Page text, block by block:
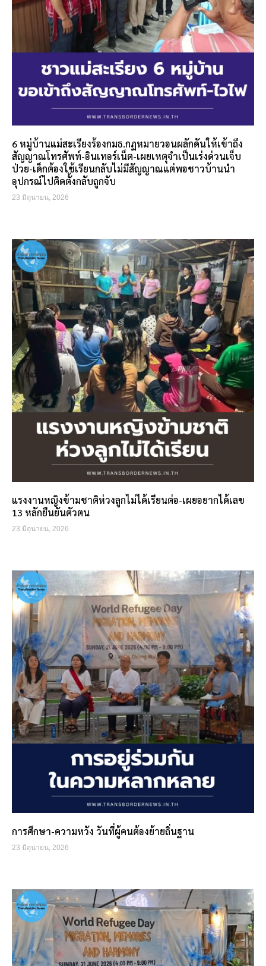
6 หมู่บ้านแม่สะเรียงร้องกมธ.กฏหมายวอนผลักดันให้เข้าถึง
สัญญาณโทรศัพท์-อินเทอร์เน็ต-เผยเหตุจำเป็นเร่งด่วนเจ็บ
ป่วย-เด็กต้องใช้เรียนกลับไม่มีสัญญาณแต่พอชาวบ้านนำ
อุปกรณ์ไปติดตั้งกลับถูกจับ
23 มิถุนายน, 2026
แรงงานหญิงข้ามชาติห่วงลูกไม่ได้เรียนต่อ-เผยอยากได้เลข
13 หลักยืนยันตัวตน
23 มิถุนายน, 2026
การศึกษา-ความหวัง วันที่ผู้คนต้องย้ายถิ่นฐาน
23 มิถุนายน, 2026